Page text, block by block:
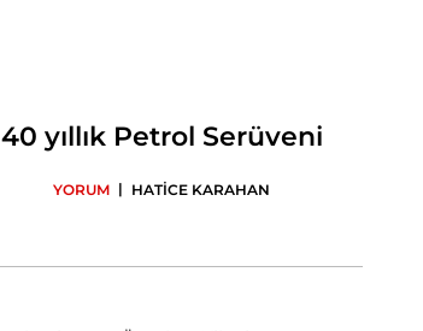
40 yıllık Petrol Serüveni
YORUM | HATİCE KARAHAN